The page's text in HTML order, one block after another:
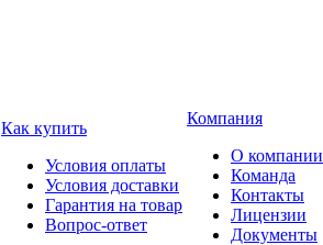
Как купить
Условия оплаты
Условия доставки
Гарантия на товар
Вопрос-ответ
Компания
О компании
Команда
Контакты
Лицензии
Документы